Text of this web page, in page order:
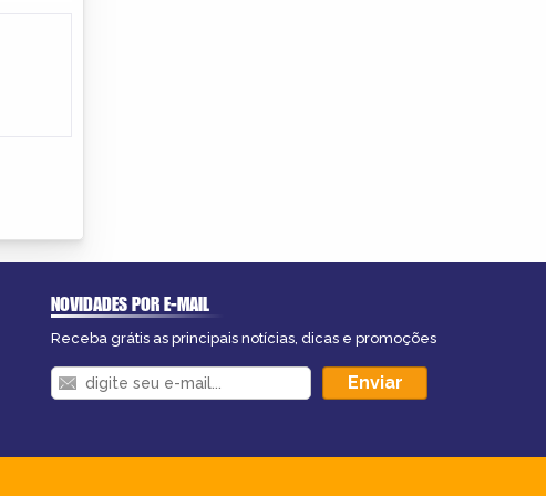
NOVIDADES POR E-MAIL
Receba grátis as principais notícias, dicas e promoções